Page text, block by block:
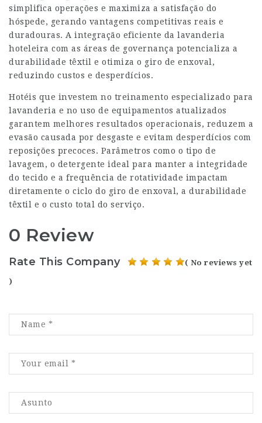
simplifica operações e maximiza a satisfação do
hóspede, gerando vantagens competitivas reais e
duradouras. A integração eficiente da lavanderia
hoteleira com as áreas de governança potencializa a
durabilidade têxtil e otimiza o giro de enxoval,
reduzindo custos e desperdícios.
Hotéis que investem no treinamento especializado para
lavanderia e no uso de equipamentos atualizados
garantem melhores resultados operacionais, reduzem a
evasão causada por desgaste e evitam desperdícios com
reposições precoces. Parâmetros como o tipo de
lavagem, o detergente ideal para manter a integridade
do tecido e a frequência de rotatividade impactam
diretamente o ciclo do giro de enxoval, a durabilidade
têxtil e o custo total do serviço.
0 Review
Rate This Company ( No reviews yet
)